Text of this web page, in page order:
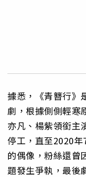
據悉，《青簪行》
劇，根據側側輕寒
亦凡、楊紫領銜主
停工，直至2020
的偶像，粉絲還曾
題發生爭執，最後